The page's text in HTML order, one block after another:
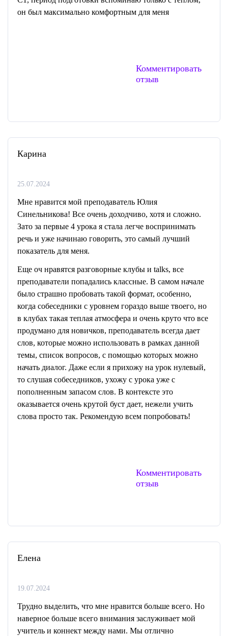
он был максимально комфортным для меня
Комментировать
отзыв
Карина
25.07.2024
Мне нравится мой преподаватель Юлия
Синельникова! Все очень доходчиво, хотя и сложно.
Зато за первые 4 урока я стала легче воспринимать
речь и уже начинаю говорить, это самый лучший
показатель для меня.
Еще оч нравятся разговорные клубы и talks, все
преподаватели попадались классные. В самом начале
было страшно пробовать такой формат, особенно,
когда собеседники с уровнем гораздо выше твоего, но
в клубах такая теплая атмосфера и очень круто что все
продумано для новичков, преподаватель всегда дает
слов, которые можно использовать в рамках данной
темы, список вопросов, с помощью которых можно
начать диалог. Даже если я прихожу на урок нулевый,
то слушая собеседников, ухожу с урока уже с
пополненным запасом слов. В контексте это
оказывается очень крутой буст дает, нежели учить
слова просто так. Рекомендую всем попробовать!
Комментировать
отзыв
Елена
19.07.2024
Трудно выделить, что мне нравится больше всего. Но
наверное больше всего внимания заслуживает мой
учитель и коннект между нами. Мы отлично